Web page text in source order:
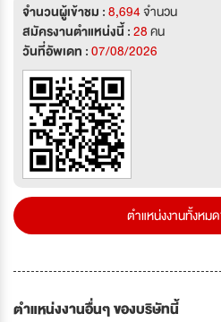
จำนวนผู้เข้าชม :8,694จำนวน
สมัครงานตำแหน่งนี้ :28คน
วันที่อัพเดท :07/08/2026
ตำแหน่งงานทั้งหม
ตำแหน่งงานอื่นๆ ของบริษัทนี้